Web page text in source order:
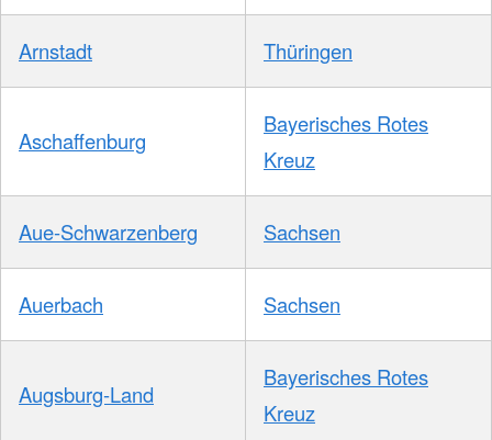
Arnstadt Thüringen
Aschaffenburg
Bayerisches Rotes
Kreuz
Aue-Schwarzenberg Sachsen
Auerbach Sachsen
Augsburg-Land
Bayerisches Rotes
Kreuz